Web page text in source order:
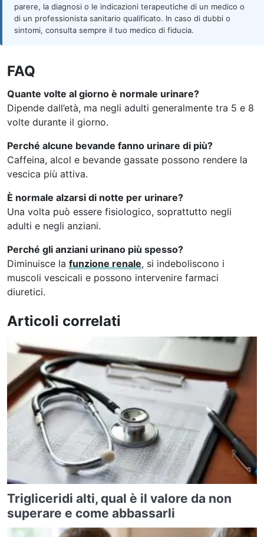
parere, la diagnosi o le indicazioni terapeutiche di un medico o
di un professionista sanitario qualificato. In caso di dubbi o
sintomi, consulta sempre il tuo medico di fiducia.
FAQ
Quante volte al giorno è normale urinare?
Dipende dall’età, ma negli adulti generalmente tra 5 e 8
volte durante il giorno.
Perché alcune bevande fanno urinare di più?
Caffeina, alcol e bevande gassate possono rendere la
vescica più attiva.
È normale alzarsi di notte per urinare?
Una volta può essere fisiologico, soprattutto negli
adulti e negli anziani.
Perché gli anziani urinano più spesso?
Diminuisce la funzione renale, si indeboliscono i
muscoli vescicali e possono intervenire farmaci
diuretici.
Articoli correlati
Trigliceridi alti, qual è il valore da non
superare e come abbassarli